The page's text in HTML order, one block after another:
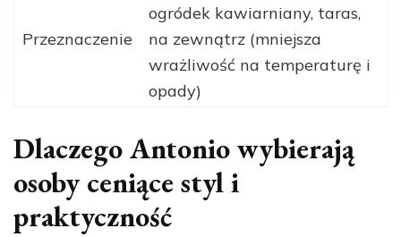
Przeznaczenie
ogródek kawiarniany, taras,
na zewnątrz (mniejsza
wrażliwość na temperaturę i
opady)
Dlaczego Antonio wybierają
osoby ceniące styl i
praktyczność